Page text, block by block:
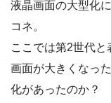
液晶画面の大型化
コネ。
ここでは第2世代と
画面が大きくなっ
化があったのか？